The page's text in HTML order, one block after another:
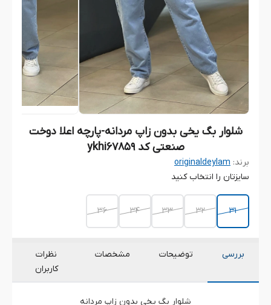
شلوار بگ یخی بدون زاپ مردانه-پارچه اعلا دوخت
صنعتی کد ykhi67859
برند: originaldeylam
سایزتان را انتخاب کنید
31
32
33
34
36
بررسی توضیحات مشخصات
نظرات
کاربران
شلوار بگ یخی بدون زاپ مردانه